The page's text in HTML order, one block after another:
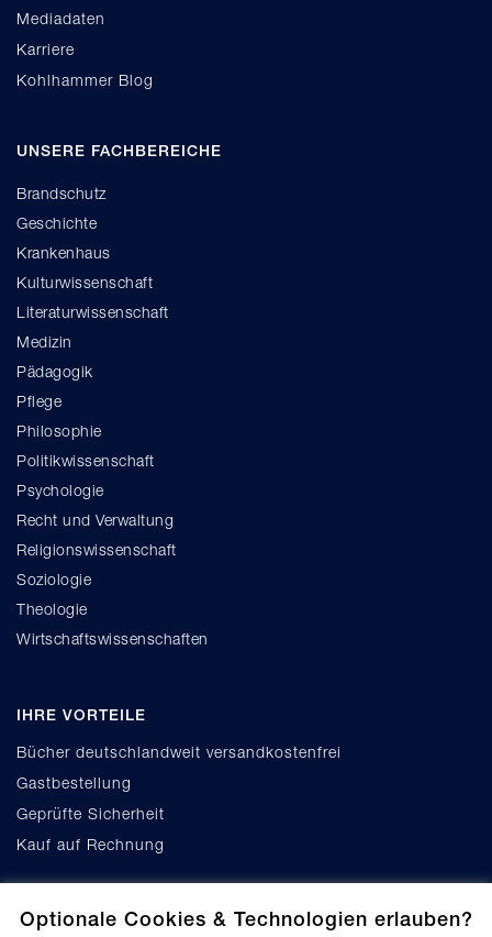
Optionale Cookies & Technologien erlauben?
Mediadaten
Karriere
Kohlhammer Blog
UNSERE FACHBEREICHE
Brandschutz
Geschichte
Krankenhaus
Kulturwissenschaft
Literaturwissenschaft
Medizin
Pädagogik
Pflege
Philosophie
Politikwissenschaft
Psychologie
Recht und Verwaltung
Religionswissenschaft
Soziologie
Theologie
Wirtschaftswissenschaften
IHRE VORTEILE
Bücher deutschlandweit versandkostenfrei
Gastbestellung
Geprüfte Sicherheit
Kauf auf Rechnung